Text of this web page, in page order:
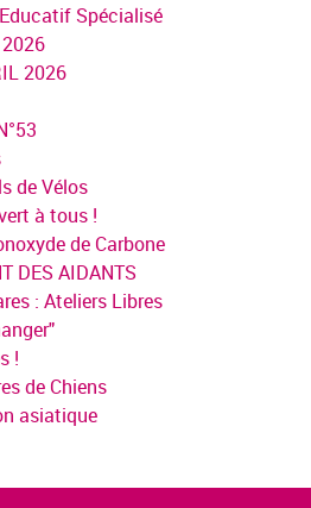
Spécialisé
2026
2026
de Vélos
à tous !
de Carbone
DES AIDANTS
: Ateliers Libres
!
de Chiens
asiatique